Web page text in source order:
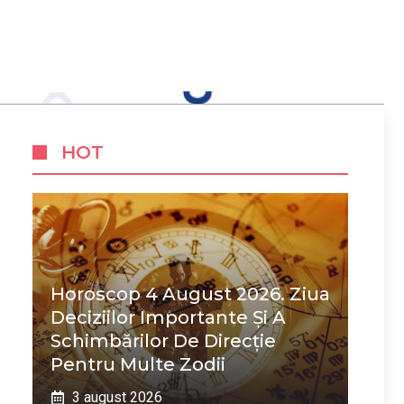
HOT
Horoscop 4 August 2026. Ziua
Deciziilor Importante Și A
Schimbărilor De Direcție
Pentru Multe Zodii
3 august 2026